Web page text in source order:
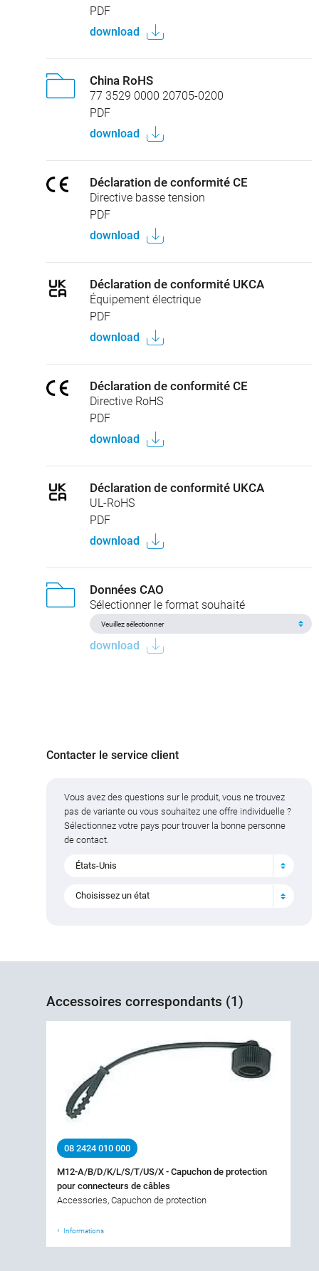
PDF
download
China RoHS
77 3529 0000 20705-0200
PDF
download
Déclaration de conformité CE
Directive basse tension
PDF
download
Déclaration de conformité UKCA
Équipement électrique
PDF
download
Déclaration de conformité CE
Directive RoHS
PDF
download
Déclaration de conformité UKCA
UL-RoHS
PDF
download
Données CAO
Sélectionner le format souhaité
download
Contacter le service client
Vous avez des questions sur le produit, vous ne trouvez
pas de variante ou vous souhaitez une offre individuelle ?
Sélectionnez votre pays pour trouver la bonne personne
de contact.
États-Unis
Choisissez un état
Accessoires correspondants (1)
08 2424 010 000
M12-A/B/D/K/L/S/T/US/X - Capuchon de protection
pour connecteurs de câbles
Accessories, Capuchon de protection
Informations